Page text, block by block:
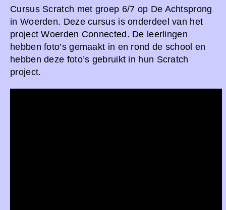
Cursus Scratch met groep 6/7 op De Achtsprong
in Woerden. Deze cursus is onderdeel van het
project Woerden Connected. De leerlingen
hebben foto’s gemaakt in en rond de school en
hebben deze foto’s gebruikt in hun Scratch
project.